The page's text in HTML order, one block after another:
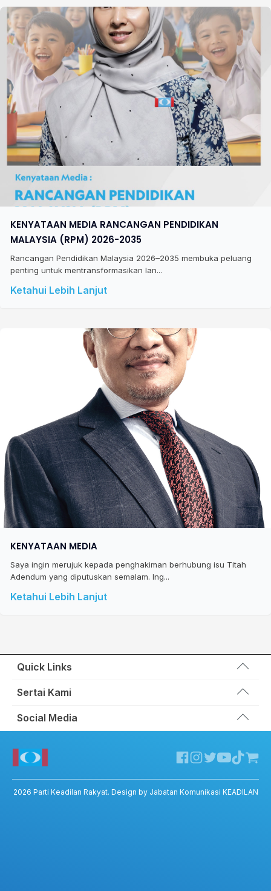
KENYATAAN MEDIA RANCANGAN PENDIDIKAN
MALAYSIA (RPM) 2026-2035
Rancangan Pendidikan Malaysia 2026–2035 membuka peluang
penting untuk mentransformasikan lan...
Ketahui Lebih Lanjut
KENYATAAN MEDIA
Saya ingin merujuk kepada penghakiman berhubung isu Titah
Adendum yang diputuskan semalam. Ing...
Ketahui Lebih Lanjut
Quick Links
Wakil Rakyat
Hubungi Kami
Sumbangan
Sertai Kami
Portal Anggota KEADILAN
Social Media
Twitter KEADILAN
Channel Telegram KEADILAN
Kedai KEADILAN
ADIL – Privacy Policy
2026 Parti Keadilan Rakyat. Design by Jabatan Komunikasi KEADILAN